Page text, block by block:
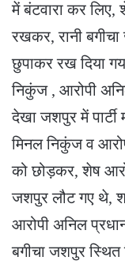
में बंटवारा कर
रखकर, रानी
छुपाकर रख दिया
निकुंज , आरोपी
देखा जशपुर में पार्टी
मिनल निकुंज व
को छोड़कर, शेष
जशपुर लौट गए थे,
आरोपी अनिल
बगीचा जशपुर